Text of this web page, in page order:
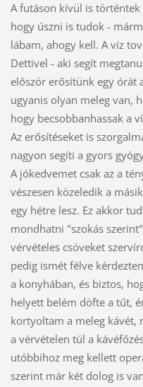
A futáson kívül is
hogy úszni is tudok -
lábam, ahogy kell. A víz
Dettivel - aki segít
először erősítünk egy órát
ugyanis olyan meleg van,
hogy becsobbanhassak a
Az erősítéseket is
nagyon segíti a gyors
A jókedvemet csak az a
vészesen közeledik a
egy hétre lesz. Ez akkor
mondhatni "szokás
vérvételes csöveket
pedig ismét félve
a konyhában, és biztos,
helyett belém döfte a tűt,
kortyoltam a meleg kávét,
a vérvételen túl a
utóbbihoz meg kellett
szerint már két dolog is